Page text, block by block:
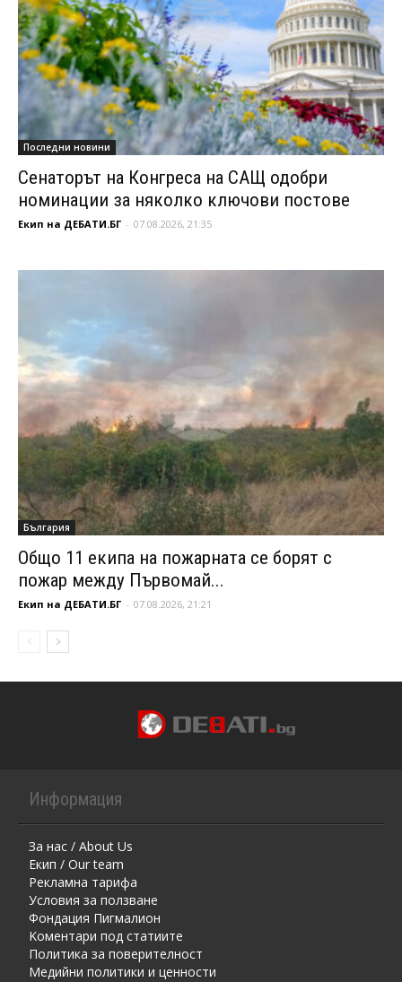
Последни новини
Сенаторът на Конгреса на САЩ одобри
номинации за няколко ключови постове
Екип на ДЕБАТИ.БГ - 07.08.2026, 21:35
България
Общо 11 екипа на пожарната се борят с
пожар между Първомай...
Екип на ДЕБАТИ.БГ - 07.08.2026, 21:21
Информация
За нас / About Us
Екип / Our team
Рекламна тарифа
Условия за ползване
Фондация Пигмалион
Kоментaри под статиите
Политика за поверителност
Медийни политики и ценности